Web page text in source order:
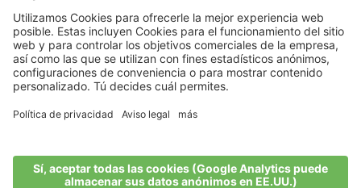
© 2026 VI.P coop. soc. agricola
Statement•Sitemap
produced by